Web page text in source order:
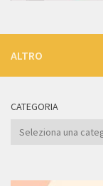
ALTRO
CATEGORIA
Categoria